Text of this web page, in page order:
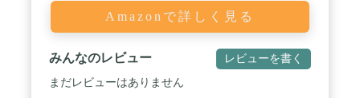
Amazonで詳しく見る
みんなのレビュー レビューを書く
まだレビューはありません